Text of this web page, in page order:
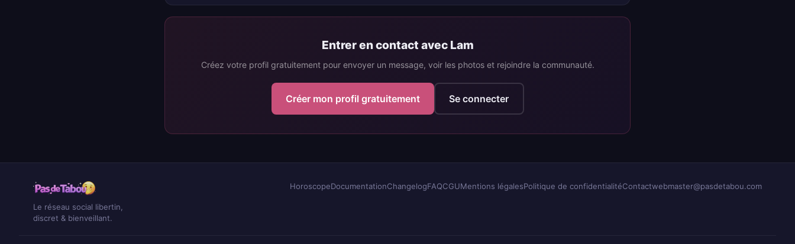
Entrer en contact avec Lam
Créez votre profil gratuitement pour envoyer un message, voir les photos et rejoindre la communauté.
Créer mon profil gratuitement Se connecter
Le réseau social libertin,
discret & bienveillant.
HoroscopeDocumentationChangelogFAQCGUMentions légalesPolitique de confidentialitéContactwebmaster@pasdetabou.com